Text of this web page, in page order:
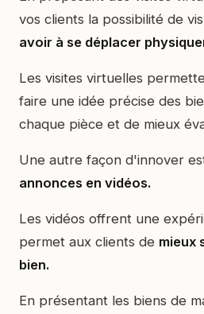
vos clients la possibilité de
avoir à se déplacer
Les visites virtuelles
faire une idée précise des
chaque pièce et de mieux
Une autre façon d'innover
annonces en vidéos.
Les vidéos offrent une
permet aux clients de mieux
bien.
En présentant les biens de